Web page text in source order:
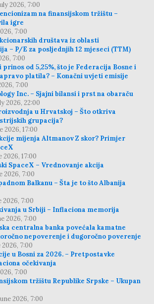
2026, 7:00
na finansijskom tržištu –
igre
7:00
društava iz oblasti
– P/E za posljednjih 12 mjeseci (TTM)
7:00
prinos od 5,25%, što je Federacija Bosne i
platila? – Konačni uvjeti emisije
7:00
Inc. – Sjajni bilansi i prst na obaraču
2026, 22:00
u Hrvatskoj – Što otkriva
grupacija?
2026, 17:00
mijenja Altmanov Z skor? Primjer
2026, 17:00
SpaceX – Vrednovanje akcija
2026, 7:00
Balkanu – Šta je to što Albanija
2026, 7:00
u Srbiji – Inflaciona memorija
2026, 7:00
centralna banka povećala kamatne
nepoverenje i dugoročno poverenje
2026, 7:00
u Bosni za 2026. – Pretpostavke
očekivanja
7:00
tržištu Republike Srpske – Ukupan
2026, 7:00